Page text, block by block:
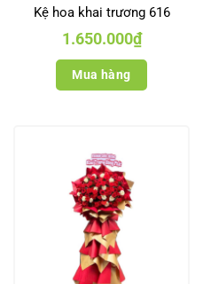
Kệ hoa khai trương 616
1.650.000₫
Mua hàng